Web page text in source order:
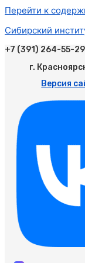
Перейти к
Сибирский
+7 (391) 264-55-
г.
Версия